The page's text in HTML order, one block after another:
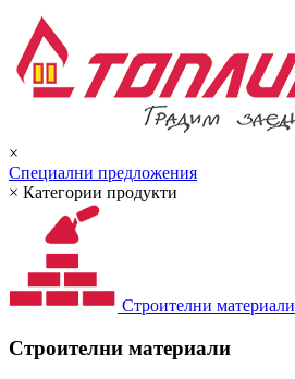
×
Специални предложения
× Категории продукти
Строителни материали
Строителни материали